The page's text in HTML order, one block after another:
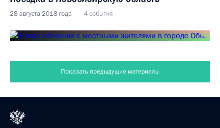
28 августа 2018 года 4 события
Показать предыдущие материалы